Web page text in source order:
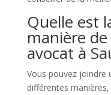
Quelle est
manière
avocat à
Vous pouvez joindre
différentes